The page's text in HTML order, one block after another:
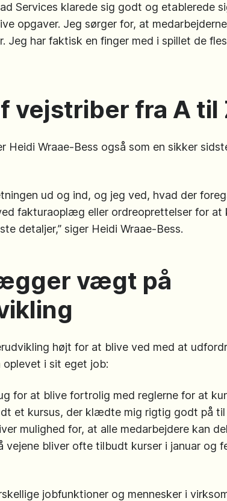
Services klarede sig godt og etablerede
opgaver. Jeg sørger for, at
Jeg har faktisk en finger med i spillet de
vejstriber fra A til
Heidi Wraae-Bess også som en sikker
ud og ind, og jeg ved, hvad der
fakturaoplæg eller ordreoprettelser for at
detaljer,” siger Heidi Wraae-Bess.
vægt på
højt for at blive ved med at
oplevet i sit eget job:
for at blive fortrolig med reglerne for at
et kursus, der klædte mig rigtig godt på til
mulighed for, at alle medarbejdere kan
bliver ofte tilbudt kurser i januar og
jobfunktioner og mennesker i